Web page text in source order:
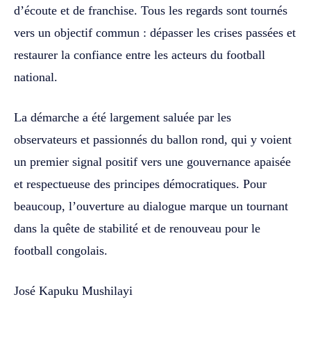
d’écoute et de franchise. Tous les regards sont tournés
vers un objectif commun : dépasser les crises passées et
restaurer la confiance entre les acteurs du football
national.
La démarche a été largement saluée par les
observateurs et passionnés du ballon rond, qui y voient
un premier signal positif vers une gouvernance apaisée
et respectueuse des principes démocratiques. Pour
beaucoup, l’ouverture au dialogue marque un tournant
dans la quête de stabilité et de renouveau pour le
football congolais.
José Kapuku Mushilayi